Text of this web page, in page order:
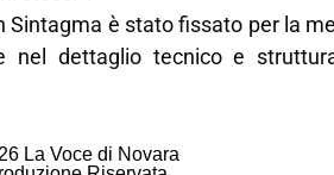
Sintagma è stato fissato per la
nel dettaglio tecnico e
La Voce di Novara